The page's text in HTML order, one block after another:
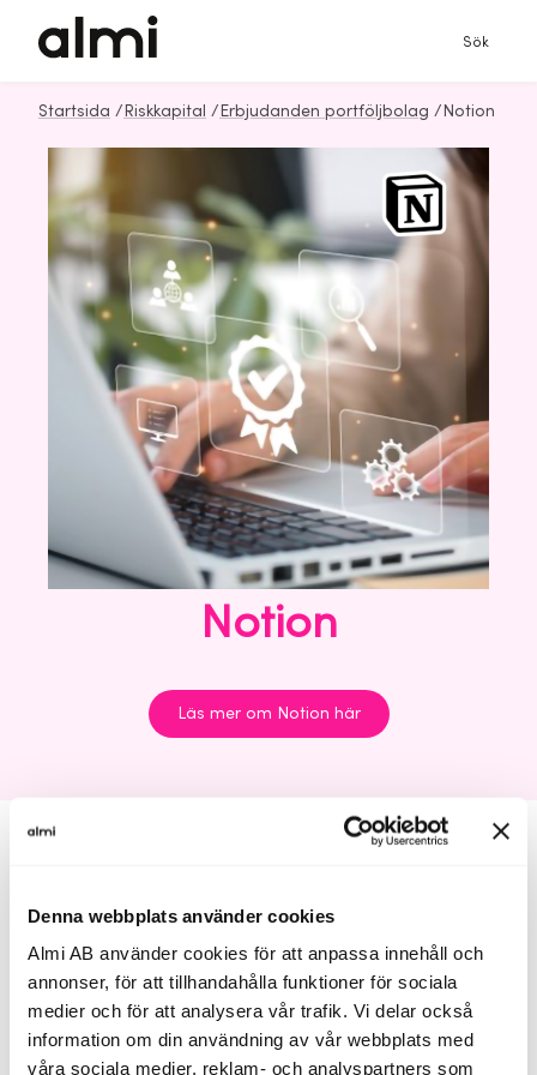
Denna webbplats använder cookies
Almi AB använder cookies för att anpassa innehåll och
annonser, för att tillhandahålla funktioner för sociala
medier och för att analysera vår trafik. Vi delar också
information om din användning av vår webbplats med
våra sociala medier, reklam- och analyspartners som
Sök
Startsida / Riskkapital / Erbjudanden portföljbolag / Notion
Notion
Läs mer om Notion här
all sin information (exempelvis dokumenthantering,
CRM, intranät, projektledning, och
teamkommunikation) i en enda plattform. Notion
hjälper också företag att effektivisera sina
arbetsflöden genom att ersätta flera verktyg med en
enda lösning, vilket sparar tid och resurser.